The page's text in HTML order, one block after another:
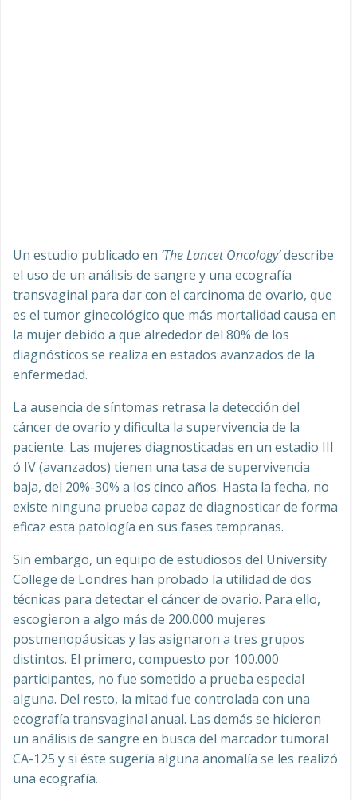
Un estudio publicado en ‘The Lancet Oncology’describe
el uso de un análisis de sangre y una ecografía
transvaginal para dar con el carcinoma de ovario, que
es el tumor ginecológico que más mortalidad causa en
la mujer debido a que alrededor del 80% de los
diagnósticos se realiza en estados avanzados de la
enfermedad.
La ausencia de síntomas retrasa la detección del
cáncer de ovario y dificulta la supervivencia de la
paciente. Las mujeres diagnosticadas en un estadio III
ó IV (avanzados) tienen una tasa de supervivencia
baja, del 20%-30% a los cinco años. Hasta la fecha, no
existe ninguna prueba capaz de diagnosticar de forma
eficaz esta patología en sus fases tempranas.
Sin embargo, un equipo de estudiosos del University
College de Londres han probado la utilidad de dos
técnicas para detectar el cáncer de ovario. Para ello,
escogieron a algo más de 200.000 mujeres
postmenopáusicas y las asignaron a tres grupos
distintos. El primero, compuesto por 100.000
participantes, no fue sometido a prueba especial
alguna. Del resto, la mitad fue controlada con una
ecografía transvaginal anual. Las demás se hicieron
un análisis de sangre en busca del marcador tumoral
CA-125 y si éste sugería alguna anomalía se les realizó
una ecografía.